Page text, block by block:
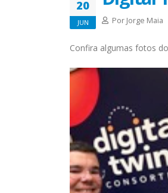
20
JUN Por Jorge Maia
Confira algumas fotos